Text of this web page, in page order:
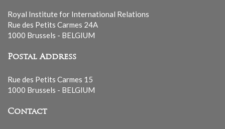
Royal Institute for International Relations
Rue des Petits Carmes 24A
1000 Brussels - BELGIUM
Postal Address
Rue des Petits Carmes 15
1000 Brussels - BELGIUM
Contact